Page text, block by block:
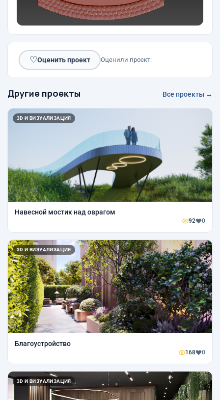
♡Оценить проект Оценили проект:
Другие проекты Все проекты →
3D И ВИЗУАЛИЗАЦИЯ
Навесной мостик над оврагом
92 0
3D И ВИЗУАЛИЗАЦИЯ
Благоустройство
168 0
3D И ВИЗУАЛИЗАЦИЯ